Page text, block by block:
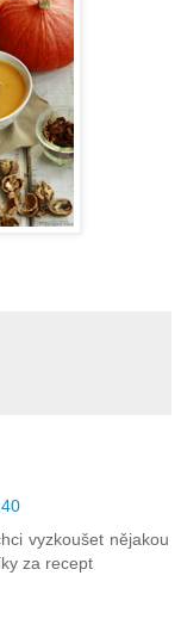
vyzkoušet nějakou
za recept